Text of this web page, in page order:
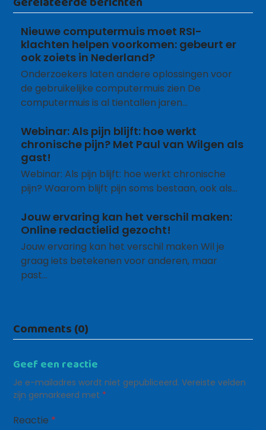
Nieuwe computermuis moet RSI-
klachten helpen voorkomen: gebeurt er
ook zoiets in Nederland?
Onderzoekers laten andere oplossingen voor
de gebruikelijke computermuis zien De
computermuis is al tientallen jaren…
Webinar: Als pijn blijft: hoe werkt
chronische pijn? Met Paul van Wilgen als
gast!
Webinar: Als pijn blijft: hoe werkt chronische
pijn? Waarom blijft pijn soms bestaan, ook als…
Jouw ervaring kan het verschil maken:
Online redactielid gezocht!
Jouw ervaring kan het verschil maken Wil je
graag iets betekenen voor anderen, maar
past…
Comments (0)
Geef een reactie
Je e-mailadres wordt niet gepubliceerd. Vereiste velden
zijn gemarkeerd met *
Reactie *